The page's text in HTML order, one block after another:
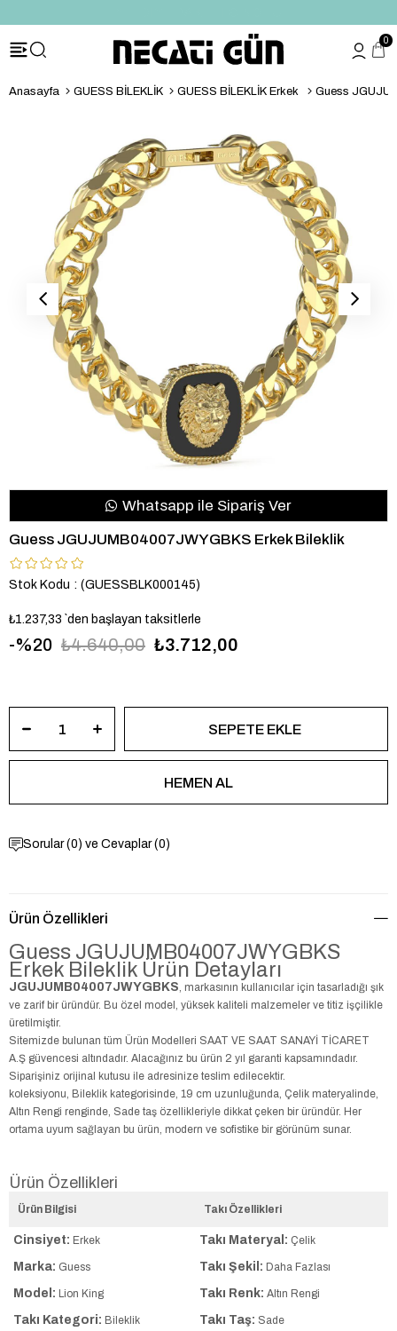
0
Anasayfa GUESS BİLEKLİK GUESS BİLEKLİK Erkek Guess
Whatsapp ile Sipariş Ver
Guess JGUJUMB04007JWYGBKS Erkek Bileklik
Stok Kodu (GUESSBLK000145)
₺1.237,33 `den başlayan taksitlerle
20 ₺4.640,00 ₺3.712,00
Sorular (0) ve Cevaplar (0)
Ürün Özellikleri
Guess JGUJUMB04007JWYGBKS
Erkek Bileklik Ürün Detayları
JGUJUMB04007JWYGBKS, markasının kullanıcılar için tasarladığı şık
ve zarif bir üründür. Bu özel model, yüksek kaliteli malzemeler ve titiz işçilikle
üretilmiştir.
Sitemizde bulunan tüm Ürün Modelleri SAAT VE SAAT SANAYİ TİCARET
A.Ş güvencesi altındadır. Alacağınız bu ürün 2 yıl garanti kapsamındadır.
Siparişiniz orijinal kutusu ile adresinize teslim edilecektir.
koleksiyonu, Bileklik kategorisinde, 19 cm uzunluğunda, Çelik materyalinde,
Altın Rengi renginde, Sade taş özellikleriyle dikkat çeken bir üründür. Her
ortama uyum sağlayan bu ürün, modern ve sofistike bir görünüm sunar.
Ürün Özellikleri
Ürün Bilgisi Takı Özellikleri
Cinsiyet: Erkek Takı Materyal: Çelik
Marka: Guess Takı Şekil: Daha Fazlası
Model: Lion King Takı Renk: Altın Rengi
Takı Kategori: Bileklik Takı Taş: Sade